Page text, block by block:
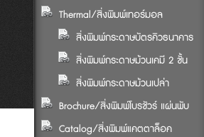
Thermal/สิ่งพิมพ์เทอร์มอล
สิ่งพิมพ์กระดาษบัตรคิวธนาคาร
สิ่งพิมพ์กระดาษม้วนเคมี 2 ชั้น
สิ่งพิมพ์กระดาษม้วนเปล่า
Brochure/สิ่งพิมพ์โบรชัวร์ แผ่นพับ
Catalog/สิ่งพิมพ์แคตตาล็อค